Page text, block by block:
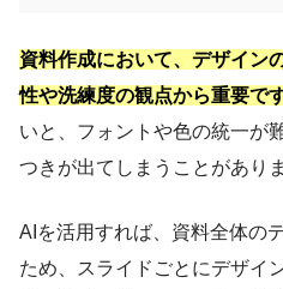
資料作成において、デザイン
性や洗練度の観点から重要です
いと、フォントや色の統一が
つきが出てしまうことがありま
AIを活用すれば、資料全体の
ため、スライドごとにデザイ